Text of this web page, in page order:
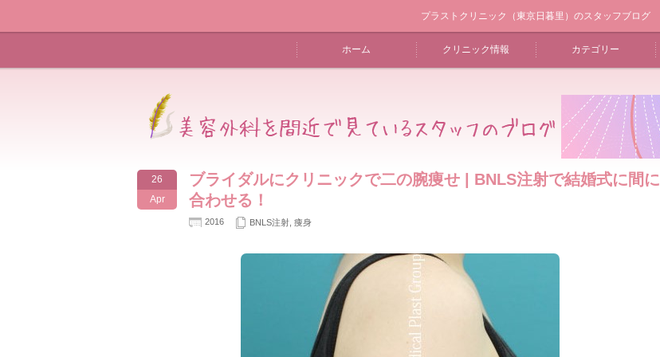
プラストクリニック（東京日暮里）のスタッフブログ
ホーム クリニック情報 カテゴリー
26
Apr
ブライダルにクリニックで二の腕痩せ | BNLS注射で結婚式に間に
合わせる！
2016 BNLS注射 痩身